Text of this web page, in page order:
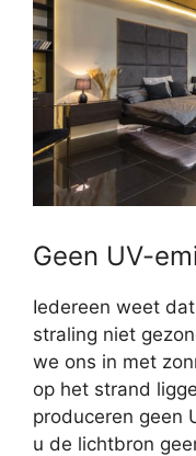
Geen UV-
Iedereen weet
straling niet
we ons in met
op het strand
produceren geen
u de lichtbron